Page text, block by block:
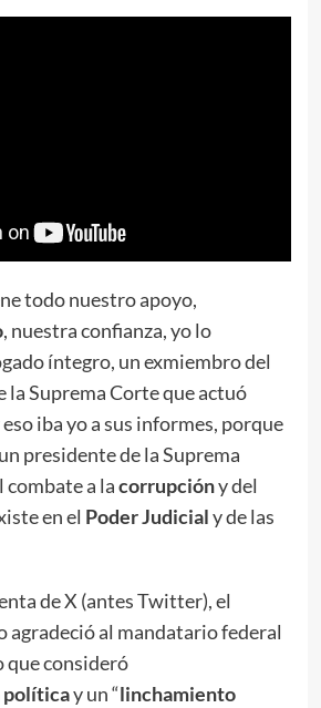
todo nuestro apoyo,
, nuestra confianza, yo lo
íntegro, un exmiembro del
la Suprema Corte que actuó
eso iba yo a sus informes, porque
presidente de la Suprema
a lacorrupcióny del
en el Poder Judicialy de las
de X (antes Twitter), el
al mandatario federal
que consideró
políticay un “linchamiento